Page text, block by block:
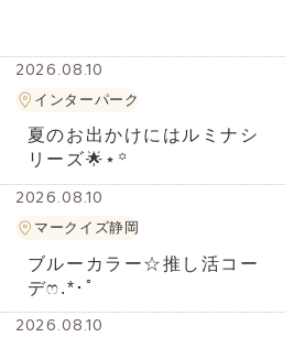
2026.08.10
インターパーク
夏のお出かけにはルミナシ
リーズ🌟⋆꙳
2026.08.10
マークイズ静岡
ブルーカラー☆推し活コー
デ‪ෆ‪.*･ﾟ
2026.08.10